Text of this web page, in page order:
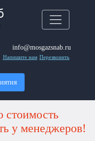
info@mosgazsnab.ru
Напишите нам Перезвонить
у менеджеров!